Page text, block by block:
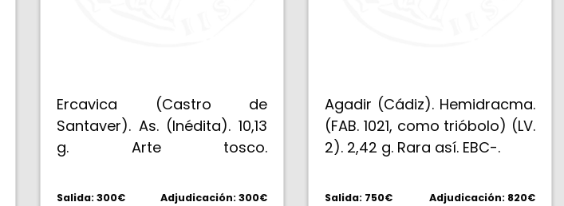
Ercavica (Castro de
Santaver). As. (Inédita). 10,13
g. Arte tosco.
BC+.
Salida: 300€ Adjudicación: 300€
Agadir (Cádiz). Hemidracma.
(FAB. 1021, como trióbolo) (LV.
2). 2,42 g. Rara así. EBC-.
Salida: 750€ Adjudicación: 820€